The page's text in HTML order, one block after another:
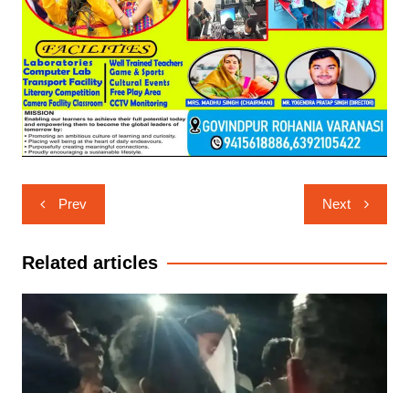
Post
navigation
Prev Next
Related articles